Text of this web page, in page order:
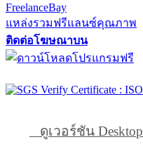
FreelanceBay
แหล่งรวมฟรีแลนซ์คุณภาพ
ติดต่อโฆษณาบน
ดูเวอร์ชัน Desktop